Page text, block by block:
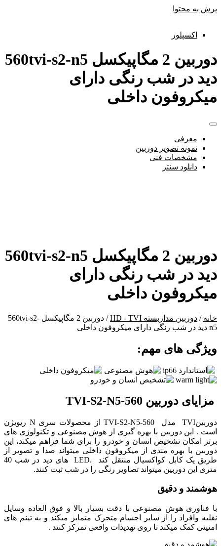
پرش به محتوا
اکسپلور
دوربین 2 مگاپیکسل 560tvi-s2-n5
دید در شب رنگی دارای
میکروفون داخلی
معرفی
نمونه تصویر دوربین
مشخصات فنی
دانلود سنتر
دوربین 2 مگاپیکسل 560tvi-s2-n5
دید در شب رنگی دارای
میکروفون داخلی
خانه / دوربین مداربسته HD - TVI
/ دوربین 2 مگاپیکسل 560tvi-s2-
n5 دید در شب رنگی دارای میکروفون داخلی
ویژگی های مهم:
مزایای دوربین 560-TVI-S2-N5
دوربینTVI مدل 560-TVI-S2-N5 از محصولات سری N ریویژن
است . این دوربین با بهره گیری از هوش مصنوعی و تکنولوژی های
برتر امکان تشخیص انسان و خودرو را برای شما فراهم میکند، این
دوربین با بهره مندی از میکروفون داخلی میتواند صدا و تصویر از
طریق یک کابل کواکسیال منتقل کند .LED های دید در شب 40
متری این دوربین میتواند تصاویر رنگی را در شب ثبت کنند.
هوشمند و دقیق
با فناوری هوش مصنوعی با دقت بسیار بالا و فوق العاده وسایل
نقلیه وافراد را از سایر اجسام متحرک متمایز میکند و به تینم های
امنیتی کمک میکند تا روی تهدیدات واقعی تمرکز کنند .